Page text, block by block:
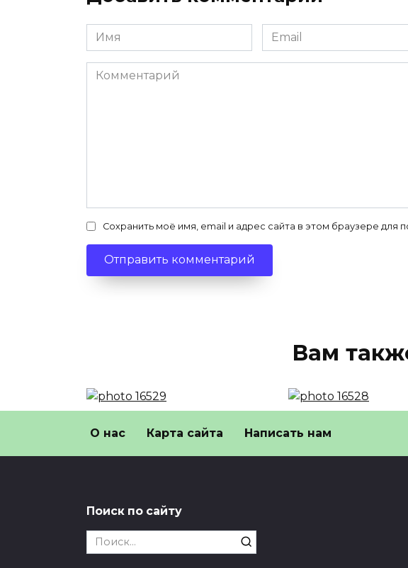
Имя
*
Email
*
Комментарий
Сохранить моё имя, email и адрес сайта в этом браузере для
Вам
Жопа все еще с нами
слово официально не
запрещали в России
0 45
слово жопа слово
признали
«жопа» — слово
О нас Карта сайта Написать нам
Поиск по сайту
Search
for: